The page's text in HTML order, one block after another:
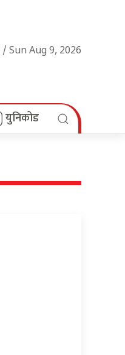
/ Sun Aug 9, 2026
युनिकोड